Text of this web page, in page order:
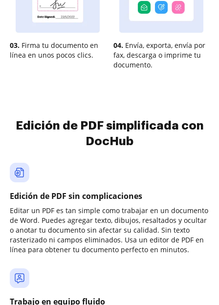
03. Firma tu documento en
línea en unos pocos clics.
04. Envía, exporta, envía por
fax, descarga o imprime tu
documento.
Edición de PDF simplificada con
DocHub
Edición de PDF sin complicaciones
Editar un PDF es tan simple como trabajar en un documento
de Word. Puedes agregar texto, dibujos, resaltados y ocultar
o anotar tu documento sin afectar su calidad. Sin texto
rasterizado ni campos eliminados. Usa un editor de PDF en
línea para obtener tu documento perfecto en minutos.
Trabajo en equipo fluido